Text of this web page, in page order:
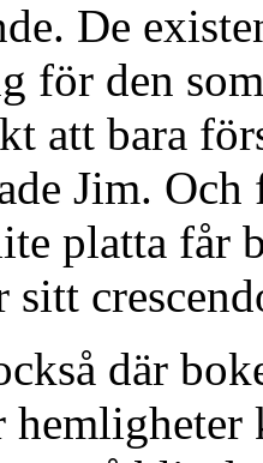
De
för den
att bara
Jim.
platta får
sitt
där